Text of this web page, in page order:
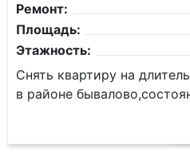
Ремонт:
Площадь:
Этажность:
Снять квартиру на
в районе